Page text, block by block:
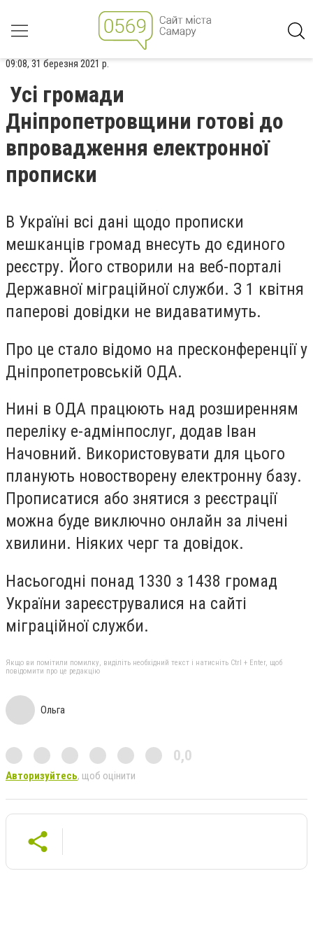
09:08, 31 березня 2021 р.
Усі громади
Дніпропетровщини готові до
впровадження електронної
прописки
В Україні всі дані щодо прописки
мешканців громад внесуть до єдиного
реєстру. Його створили на веб-порталі
Державної міграційної служби. З 1 квітня
паперові довідки не видаватимуть.
Про це стало відомо на пресконференції у
Дніпропетровській ОДА.
Нині в ОДА працюють над розширенням
переліку е-адмінпослуг, додав Іван
Начовний. Використовувати для цього
планують новостворену електронну базу.
Прописатися або знятися з реєстрації
можна буде виключно онлайн за лічені
хвилини. Ніяких черг та довідок.
Насьогодні понад 1330 з 1438 громад
України зареєструвалися на сайті
міграційної служби.
Якщо ви помітили помилку, виділіть необхідний текст і натисніть Ctrl + Enter, щоб
повідомити про це редакцію
Ольга
0,0
Авторизуйтесь, щоб оцінити